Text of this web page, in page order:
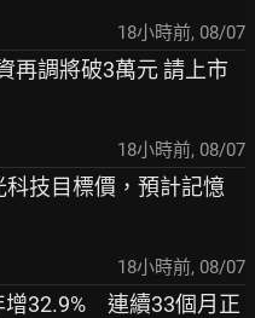
18小時前, 08/07
再調將破3萬元 請上市
18小時前, 08/07
科技目標價，預計記憶
18小時前, 08/07
增32.9% 連續33個月正